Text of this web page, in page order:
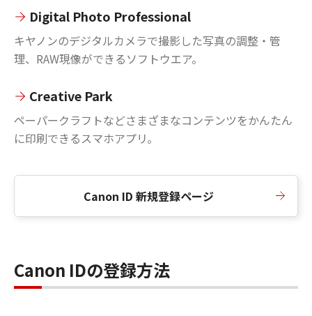
Digital Photo Professional
キヤノンのデジタルカメラで撮影した写真の調整・管
理、RAW現像ができるソフトウエア。
Creative Park
ペーパークラフトなどさまざまなコンテンツをかんたん
に印刷できるスマホアプリ。
Canon ID 新規登録ページ
Canon IDの登録方法